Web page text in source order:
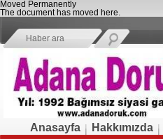
Moved Permanently
The document has moved here.
Anasayfa Hakkımızda